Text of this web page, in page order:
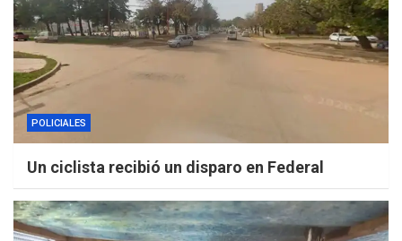
POLICIALES
Un ciclista recibió un disparo en Federal